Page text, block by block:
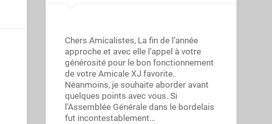
Chers Amicalistes, La fin de l’année
approche et avec elle l’appel à votre
générosité pour le bon fonctionnement
de votre Amicale XJ favorite.
Néanmoins, je souhaite aborder avant
quelques points avec vous. Si
l’Assemblée Générale dans le bordelais
fut incontestablement…